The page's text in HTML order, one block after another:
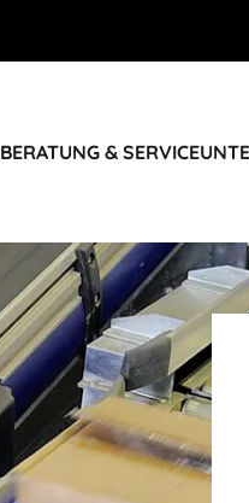
BERATUNG & SERVICE